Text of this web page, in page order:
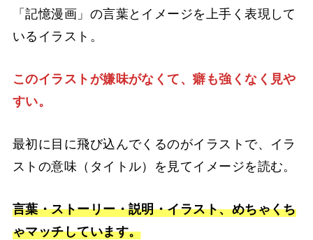
「記憶漫画」の言葉とイメージを上手く表現して
いるイラスト。
このイラストが嫌味がなくて、癖も強くなく見や
すい。
最初に目に飛び込んでくるのがイラストで、イラ
ストの意味（タイトル）を見てイメージを読む。
言葉・ストーリー・説明・イラスト、めちゃくち
ゃマッチしています。